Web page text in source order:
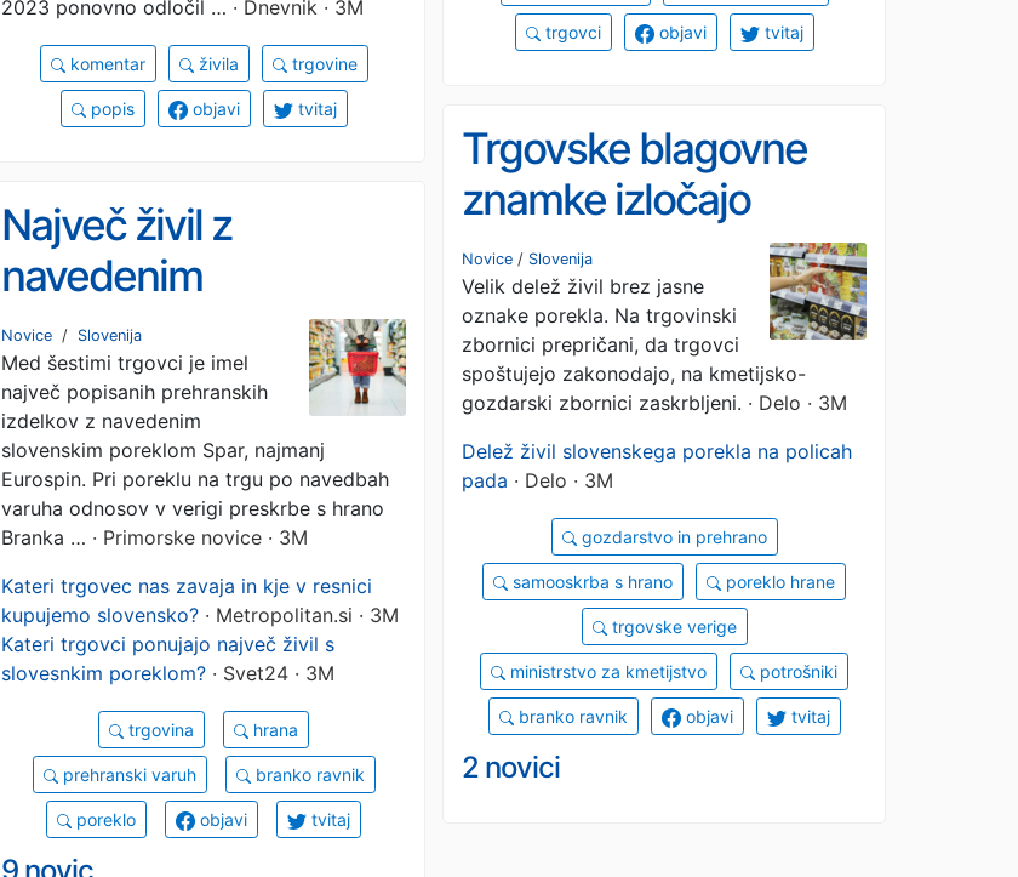
trgovci objavi tvitaj
2023 ponovno odločil … · Dnevnik · 3M
komentar živila trgovine
popis objavi tvitaj
Trgovske blagovne
znamke izločajo
slovenske dobavitelje
Novice / Slovenija
Velik delež živil brez jasne
oznake porekla. Na trgovinski
zbornici prepričani, da trgovci
spoštujejo zakonodajo, na kmetijsko-
gozdarski zbornici zaskrbljeni. · Delo · 3M
Delež živil slovenskega porekla na policah
pada · Delo · 3M
gozdarstvo in prehrano
samooskrba s hrano poreklo hrane
trgovske verige
ministrstvo za kmetijstvo potrošniki
branko ravnik objavi tvitaj
2 novici
Največ živil z
navedenim
slovenskim poreklom
lani jeseni v Sparu,
najmanj v Eurospinu
Novice / Slovenija
Med šestimi trgovci je imel
največ popisanih prehranskih
izdelkov z navedenim
slovenskim poreklom Spar, najmanj
Eurospin. Pri poreklu na trgu po navedbah
varuha odnosov v verigi preskrbe s hrano
Branka … · Primorske novice · 3M
Kateri trgovec nas zavaja in kje v resnici
kupujemo slovensko? · Metropolitan.si · 3M
Kateri trgovci ponujajo največ živil s
slovesnkim poreklom? · Svet24 · 3M
trgovina hrana
prehranski varuh branko ravnik
poreklo objavi tvitaj